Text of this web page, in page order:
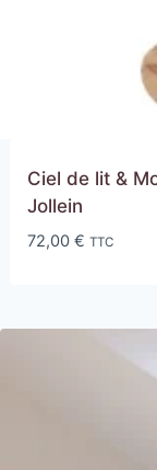
Ciel de lit &
Jollein
72,00 € TTC